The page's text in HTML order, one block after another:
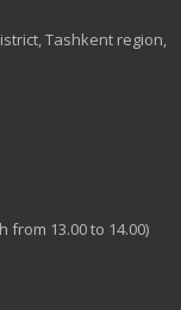
Tashkent region,
from 13.00 to 14.00)